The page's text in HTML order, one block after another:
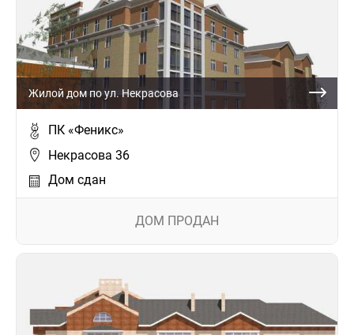
Жилой дом по ул. Некрасова
ПК «Феникс»
Некрасова 36
Дом сдан
ДОМ ПРОДАН